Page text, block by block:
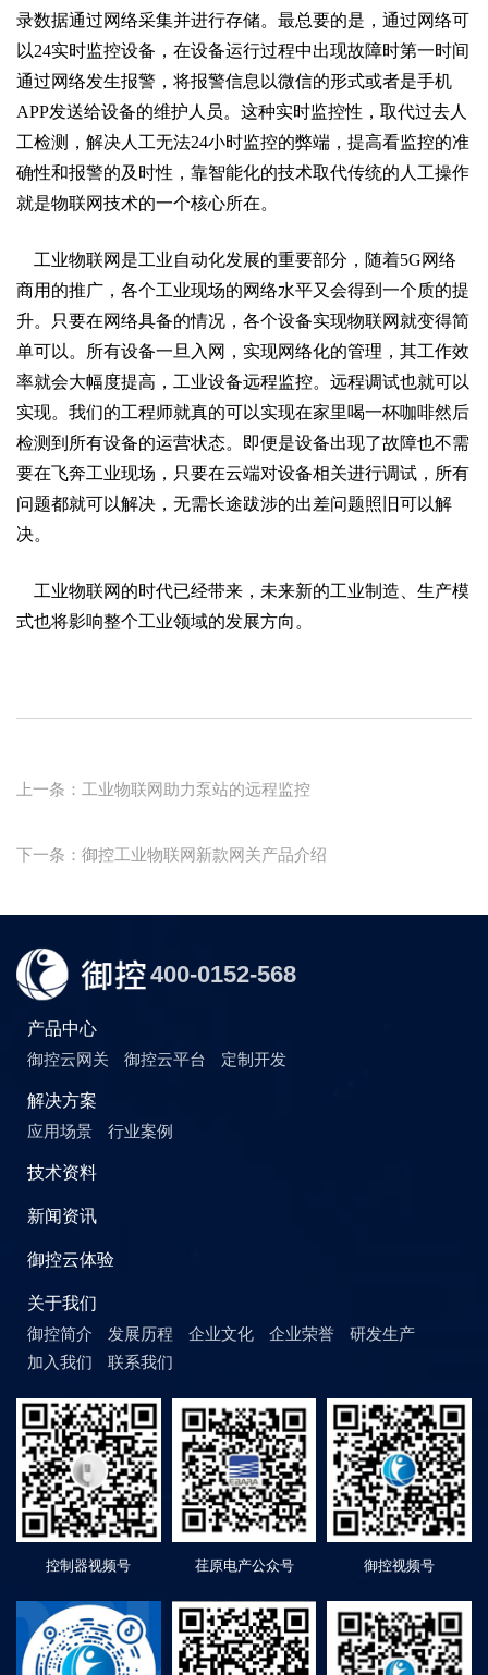
录数据通过网络采集并进行存储。最总要的是，通过网络可
以24实时监控设备，在设备运行过程中出现故障时第一时间
通过网络发生报警，将报警信息以微信的形式或者是手机
APP发送给设备的维护人员。这种实时监控性，取代过去人
工检测，解决人工无法24小时监控的弊端，提高看监控的准
确性和报警的及时性，靠智能化的技术取代传统的人工操作
就是物联网技术的一个核心所在。
工业物联网是工业自动化发展的重要部分，随着5G网络
商用的推广，各个工业现场的网络水平又会得到一个质的提
升。只要在网络具备的情况，各个设备实现物联网就变得简
单可以。所有设备一旦入网，实现网络化的管理，其工作效
率就会大幅度提高，工业设备远程监控。远程调试也就可以
实现。我们的工程师就真的可以实现在家里喝一杯咖啡然后
检测到所有设备的运营状态。即便是设备出现了故障也不需
要在飞奔工业现场，只要在云端对设备相关进行调试，所有
问题都就可以解决，无需长途跋涉的出差问题照旧可以解
决。
工业物联网的时代已经带来，未来新的工业制造、生产模
式也将影响整个工业领域的发展方向。
上一条：工业物联网助力泵站的远程监控
下一条：御控工业物联网新款网关产品介绍
400-0152-568
产品中心
御控云网关
御控云平台 定制开发
解决方案
应用场景
行业案例
技术资料
新闻资讯
御控云体验
关于我们
御控简介
发展历程 企业文化 企业荣誉
研发生产
加入我们
联系我们
控制器视频号 荏原电产公众号 御控视频号